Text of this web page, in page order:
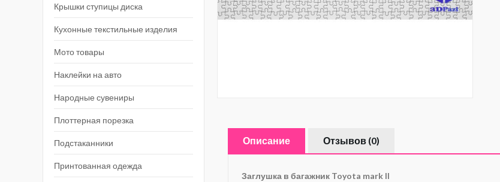
Крышки ступицы диска
Кухонные текстильные изделия
Мото товары
Наклейки на авто
Народные сувениры
Плоттерная порезка
Подстаканники
Принтованная одежда
Описание Отзывов (0)
Заглушка в багажник Toyota mark II